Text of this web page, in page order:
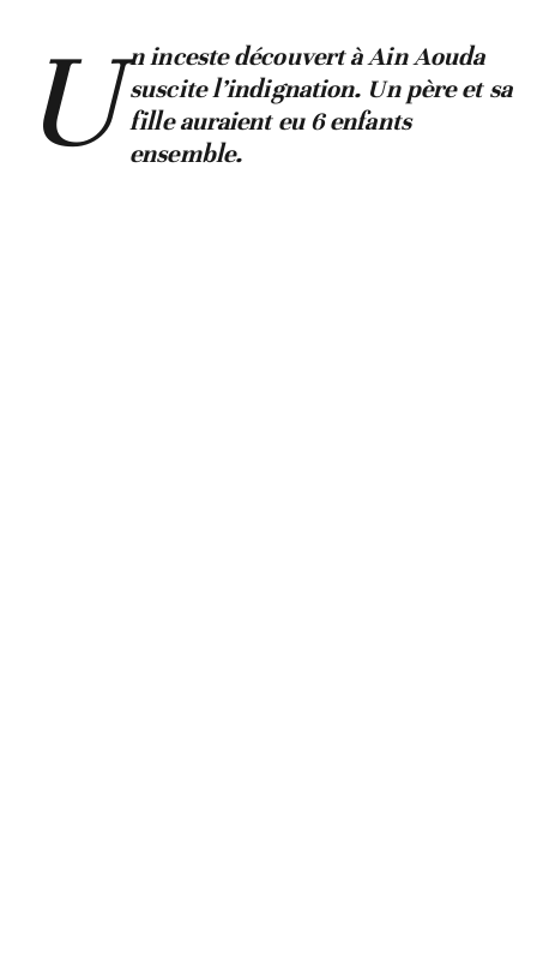
U n inceste découvert à Ain Aouda
suscite l’indignation. Un père et sa
fille auraient eu 6 enfants
ensemble.